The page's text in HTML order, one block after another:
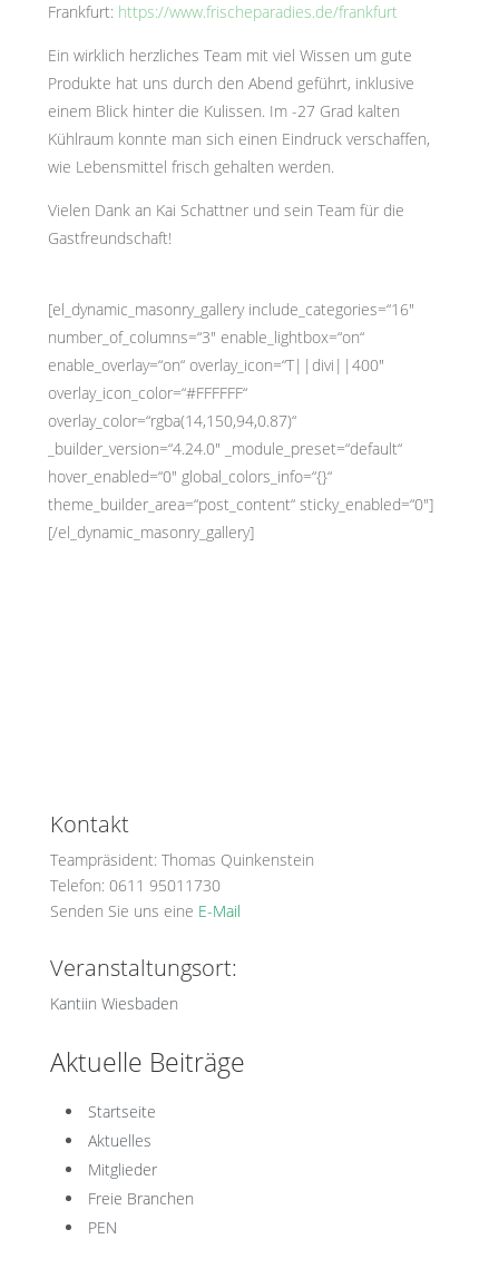
Frankfurt: https://www.frischeparadies.de/frankfurt
Ein wirklich herzliches Team mit viel Wissen um gute
Produkte hat uns durch den Abend geführt, inklusive
einem Blick hinter die Kulissen. Im -27 Grad kalten
Kühlraum konnte man sich einen Eindruck verschaffen,
wie Lebensmittel frisch gehalten werden.
Vielen Dank an Kai Schattner und sein Team für die
Gastfreundschaft!
[el_dynamic_masonry_gallery include_categories=“16″
number_of_columns=“3″ enable_lightbox=“on“
enable_overlay=“on“ overlay_icon=“T||divi||400″
overlay_icon_color=“#FFFFFF“
overlay_color=“rgba(14,150,94,0.87)“
_builder_version=“4.24.0″ _module_preset=“default“
hover_enabled=“0″ global_colors_info=“{}“
theme_builder_area=“post_content“ sticky_enabled=“0″]
[/el_dynamic_masonry_gallery]
Kontakt
Teampräsident: Thomas Quinkenstein
Telefon: 0611 95011730
Senden Sie uns eine E-Mail
Veranstaltungsort:
Kantiin Wiesbaden
Aktuelle Beiträge
Startseite
Aktuelles
Mitglieder
Freie Branchen
PEN